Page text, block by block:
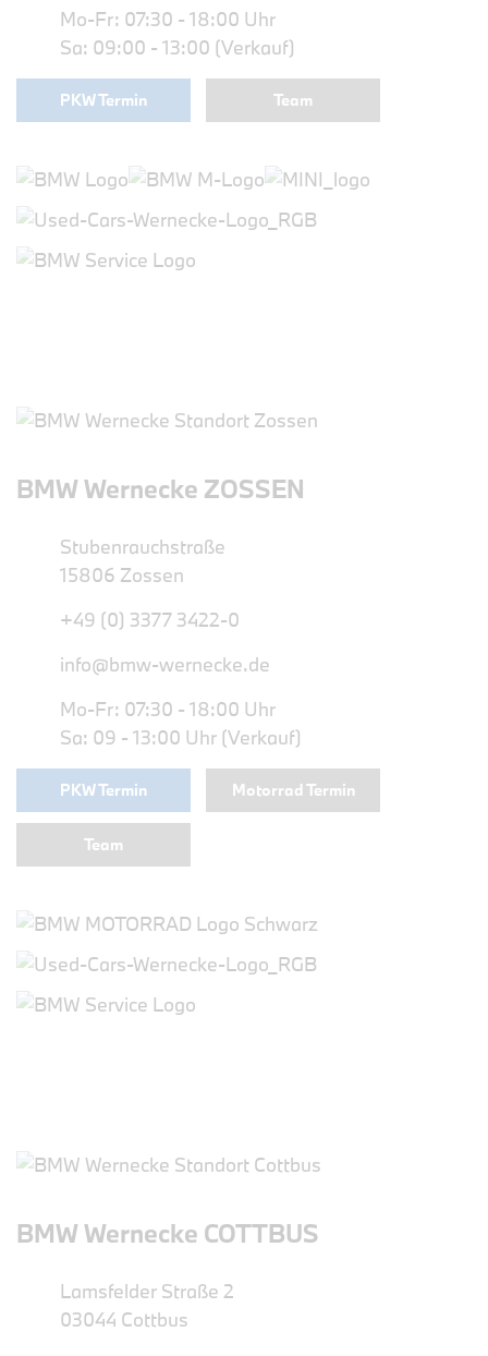
Mo-Fr: 07:30 - 18:00 Uhr
Sa: 09:00 - 13:00 (Verkauf)
PKW Termin Team
BMW Wernecke ZOSSEN
Stubenrauchstraße
15806 Zossen
+49 (0) 3377 3422-0
info@bmw-wernecke.de
Mo-Fr: 07:30 - 18:00 Uhr
Sa: 09 - 13:00 Uhr (Verkauf)
PKW Termin Motorrad Termin
Team
BMW Wernecke COTTBUS
Lamsfelder Straße 2
03044 Cottbus